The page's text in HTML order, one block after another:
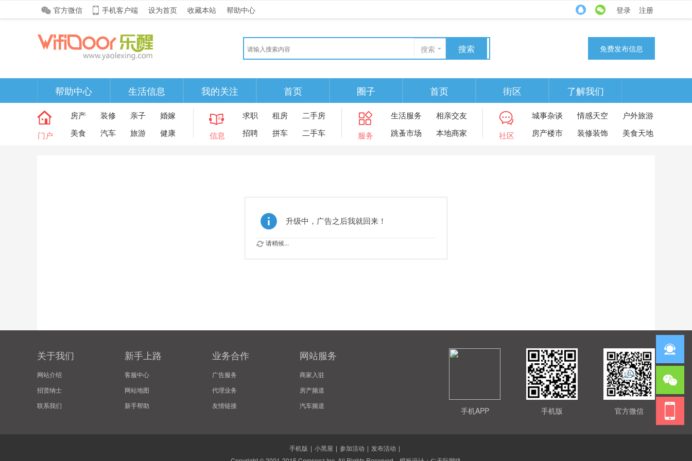
官方微信 手机客户端 设为首页 收藏本站 帮助中心 登录 注册
搜索 搜索 免费发布信息
帮助中心 生活信息 我的关注 首页 圈子 首页 街区 了解我们
门户
房产 装修 亲子
婚嫁
美食
汽车 旅游 健康 信息
求职 租房
二手房
招聘
拼车 二手车 服务
生活服务
相亲交友
跳蚤市场
本地商家 社区
城事杂谈 情感天空
户外旅游
房产楼市
装修装饰 美食天地
升级中，广告之后我就回来！
请稍候...
关于我们
网站介绍
招贤纳士
联系我们
新手上路
客服中心
网站地图
新手帮助
业务合作
广告服务
代理业务
友情链接
网站服务
商家入驻
房产频道
汽车频道
官方微信
手机版
手机APP
手机版 | 小黑屋 | 参加活动 | 发布活动 |